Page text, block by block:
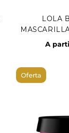
LOLA
A
Oferta